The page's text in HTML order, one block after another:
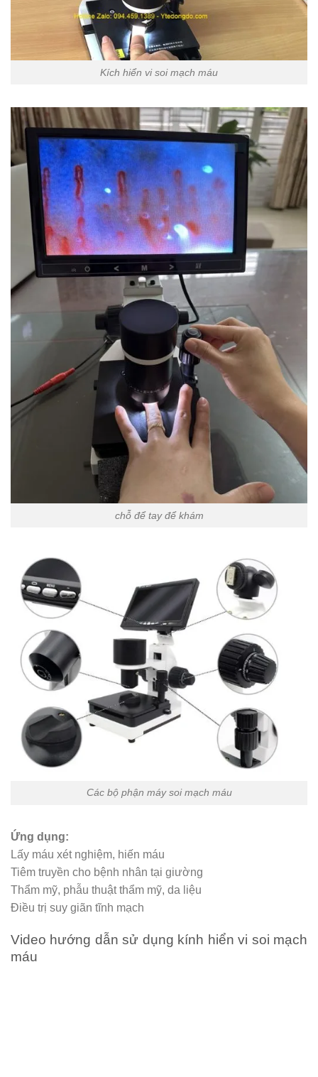
Kích hiển vi soi mạch máu
chỗ để tay để khám
Các bộ phận máy soi mạch máu
Ứng dụng:
Lấy máu xét nghiệm, hiến máu
Tiêm truyền cho bệnh nhân tại giường
Thẩm mỹ, phẫu thuật thẩm mỹ, da liệu
Điều trị suy giãn tĩnh mạch
Video hướng dẫn sử dụng kính hiển vi soi mạch
máu